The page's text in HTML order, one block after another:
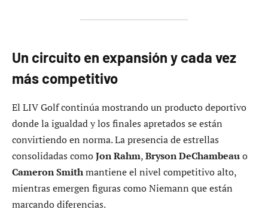
Un circuito en expansión y cada vez
más competitivo
El LIV Golf continúa mostrando un producto deportivo
donde la igualdad y los finales apretados se están
convirtiendo en norma. La presencia de estrellas
consolidadas comoJon Rahm,Bryson DeChambeauo
Cameron Smithmantiene el nivel competitivo alto,
mientras emergen figuras como Niemann que están
marcando diferencias.